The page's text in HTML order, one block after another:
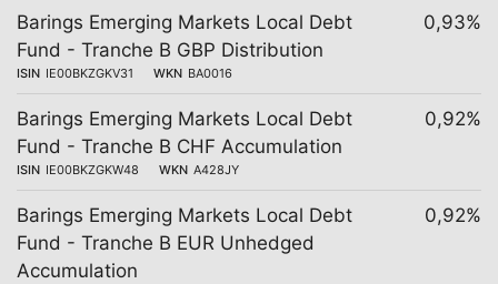
Barings Emerging Markets Local Debt
Fund - Tranche B GBP Distribution
ISIN IE00BKZGKV31 WKN BA0016
0,93%
Barings Emerging Markets Local Debt
Fund - Tranche B CHF Accumulation
ISIN IE00BKZGKW48 WKN A428JY
0,92%
Barings Emerging Markets Local Debt
Fund - Tranche B EUR Unhedged
Accumulation
0,92%